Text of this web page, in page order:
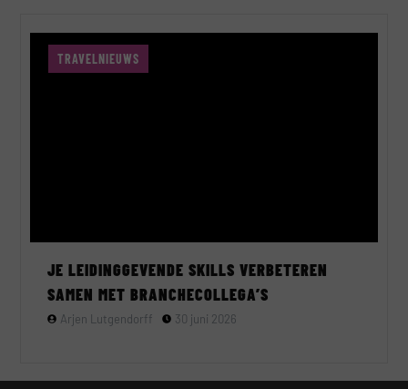
TRAVELNIEUWS
JE LEIDINGGEVENDE SKILLS VERBETEREN
SAMEN MET BRANCHECOLLEGA’S
Arjen Lutgendorff 30 juni 2026